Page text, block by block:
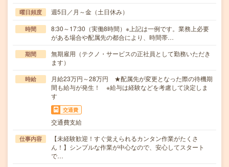
曜日頻度 週5日／月～金（土日休み）
時間
8:30～17:30（実働8時間）※上記は一例です。業務上必要
がある場合や配属先の都合により、時間帯…
期間
無期雇用（テクノ・サービスの正社員として勤務いただき
ます）
時給
月給23万円～28万円 ★配属先が変更となった際の待機期
間も給与が発生！ ※給与は経験などを考慮して決定しま
す
交通費
交通費支給
仕事内容
【未経験歓迎！すぐ覚えられるカンタン作業がたくさ
ん！】シンプルな作業が中心なので、安心してスタート
で…